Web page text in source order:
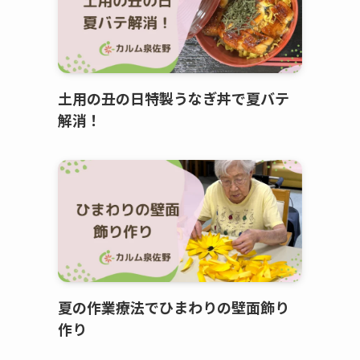
土用の丑の日特製うなぎ丼で夏バテ
解消！
夏の作業療法でひまわりの壁面飾り
作り